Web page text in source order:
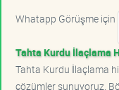
Whatapp Görüşme için
Tahta Kurdu İlaçlama
Tahta Kurdu İlaçlama
çözümler sunuyoruz.